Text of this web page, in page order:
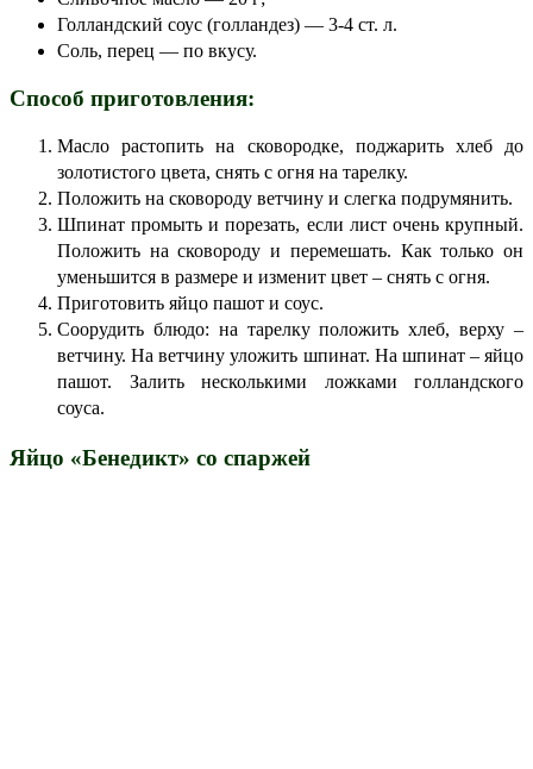
Голландский соус (голландез) — 3-4 ст. л.
Соль, перец — по вкусу.
Способ приготовления:
Масло растопить на сковородке, поджарить хлеб до
золотистого цвета, снять с огня на тарелку.
Положить на сковороду ветчину и слегка подрумянить.
Шпинат промыть и порезать, если лист очень крупный.
Положить на сковороду и перемешать. Как только он
уменьшится в размере и изменит цвет – снять с огня.
Приготовить яйцо пашот и соус.
Соорудить блюдо: на тарелку положить хлеб, верху –
ветчину. На ветчину уложить шпинат. На шпинат – яйцо
пашот. Залить несколькими ложками голландского
соуса.
Яйцо «Бенедикт» со спаржей